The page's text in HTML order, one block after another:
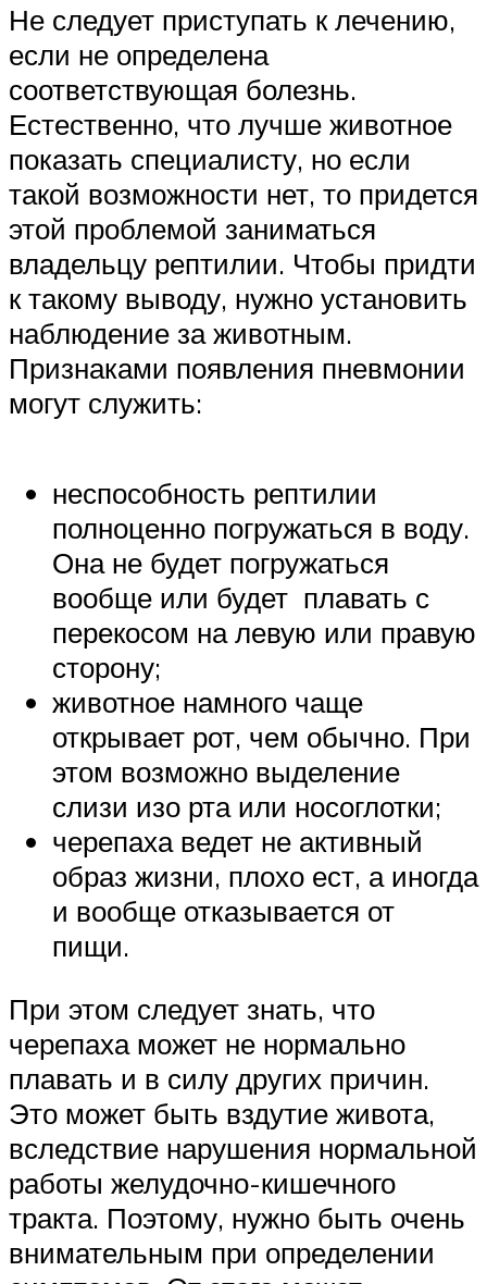
Не следует приступать к лечению,
если не определена
соответствующая болезнь.
Естественно, что лучше животное
показать специалисту, но если
такой возможности нет, то придется
этой проблемой заниматься
владельцу рептилии. Чтобы придти
к такому выводу, нужно установить
наблюдение за животным.
Признаками появления пневмонии
могут служить:
неспособность рептилии
полноценно погружаться в воду.
Она не будет погружаться
вообще или будет плавать с
перекосом на левую или правую
сторону;
животное намного чаще
открывает рот, чем обычно. При
этом возможно выделение
слизи изо рта или носоглотки;
черепаха ведет не активный
образ жизни, плохо ест, а иногда
и вообще отказывается от
пищи.
При этом следует знать, что
черепаха может не нормально
плавать и в силу других причин.
Это может быть вздутие живота,
вследствие нарушения нормальной
работы желудочно-кишечного
тракта. Поэтому, нужно быть очень
внимательным при определении